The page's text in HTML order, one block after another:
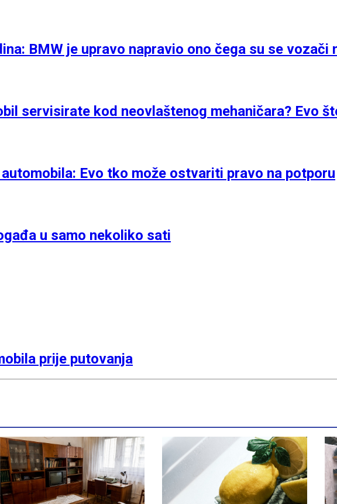
BMW je upravo napravio ono čega su se vozači
servisirate kod neovlaštenog mehaničara? Evo
Evo tko može ostvariti pravo na potporu
u samo nekoliko sati
prije putovanja